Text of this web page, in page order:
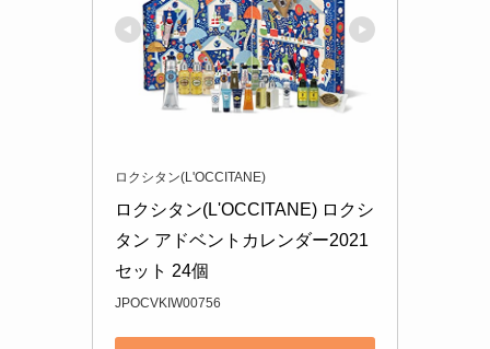
ロクシタン(L'OCCITANE)
ロクシタン(L'OCCITANE) ロクシ
タン アドベントカレンダー2021
セット 24個
JPOCVKIW00756